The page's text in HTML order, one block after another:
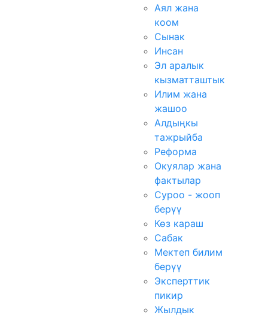
Аял жана
коом
Сынак
Инсан
Эл аралык
кызматташтык
Илим жана
жашоо
Алдыңкы
тажрыйба
Реформа
Окуялар жана
фактылар
Суроо - жооп
берүү
Көз караш
Сабак
Мектеп билим
берүү
Эксперттик
пикир
Жылдык